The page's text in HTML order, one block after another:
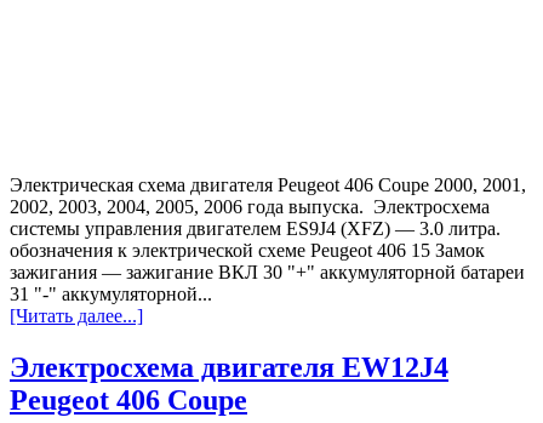
Электрическая схема двигателя Peugeot 406 Coupe 2000, 2001,
2002, 2003, 2004, 2005, 2006 года выпуска. Электросхема
системы управления двигателем ES9J4 (XFZ) — 3.0 литра.
обозначения к электрической схеме Peugeot 406 15 Замок
зажигания — зажигание ВКЛ 30 "+" аккумуляторной батареи
31 "-" аккумуляторной...
[Читать далее...]
Электросхема двигателя EW12J4
Peugeot 406 Coupe